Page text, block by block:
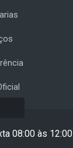
08:00 às 12:00